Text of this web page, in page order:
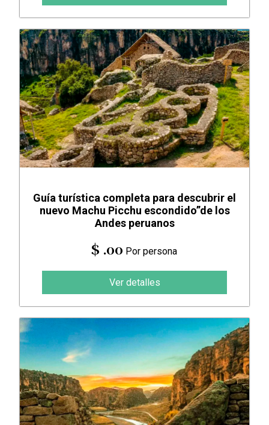
Guía turística completa para descubrir el
nuevo Machu Picchu escondido”de los
Andes peruanos
$ .00 Por persona
Ver detalles